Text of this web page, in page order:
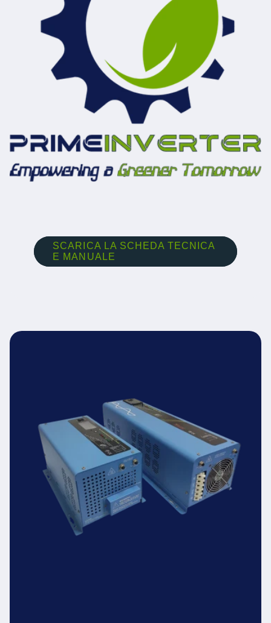
SCARICA LA SCHEDA TECNICA
E MANUALE